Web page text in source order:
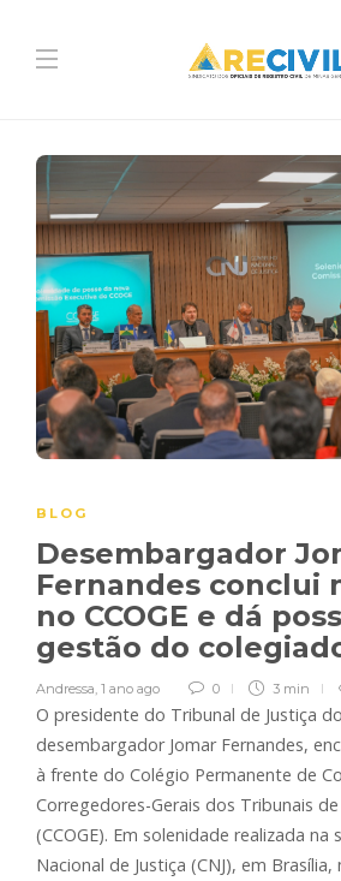
BLOG
Desembargador
Fernandes conclui
no CCOGE e dá
gestão do
Andressa 1 ano ago 0 3 min
O presidente do Tribunal de Justiça
desembargador Jomar Fernandes,
à frente do Colégio Permanente de
Corregedores-Gerais dos Tribunais
(CCOGE). Em solenidade realizada na
Nacional de Justiça (CNJ), em